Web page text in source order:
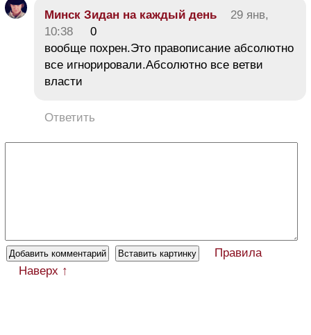
Минск Зидан на каждый день
29 янв,
10:38
0
вообще похрен.Это правописание абсолютно
все игнорировали.Абсолютно все ветви
власти
Ответить
Правила
Наверх ↑